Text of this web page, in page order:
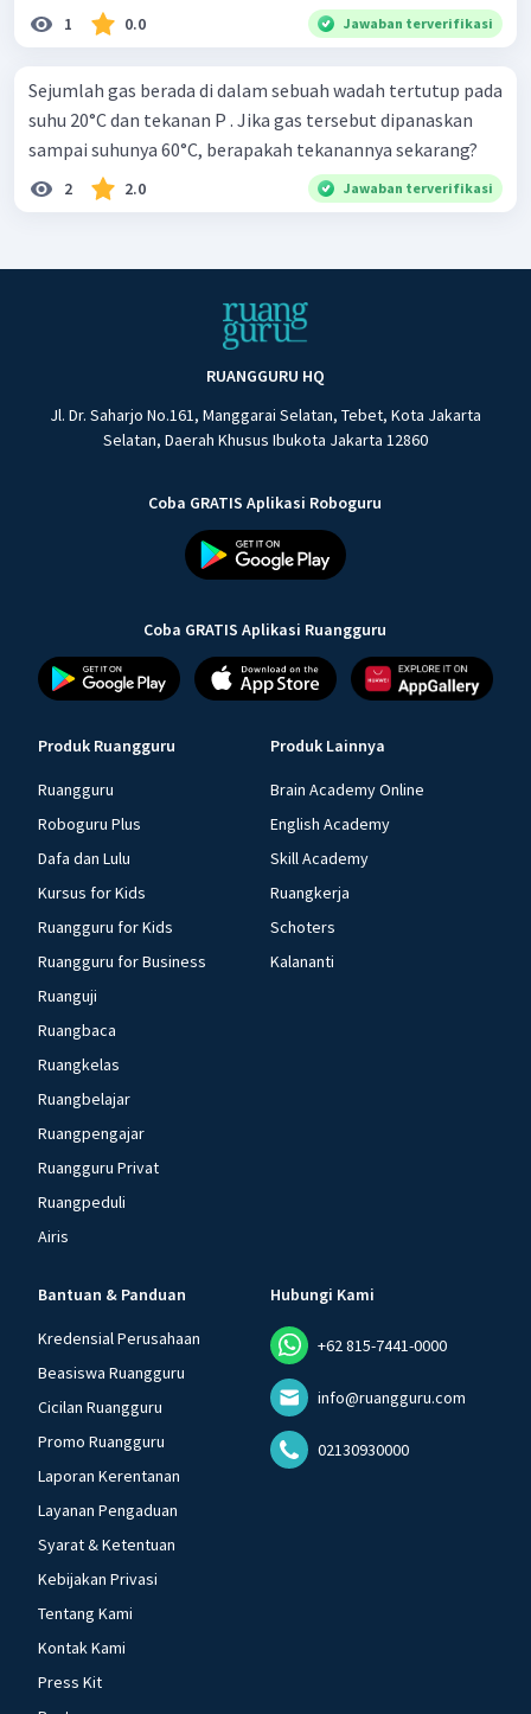
1 0.0 Jawaban terverifikasi
Sejumlah gas berada di dalam sebuah wadah tertutup pada
suhu 20°C dan tekanan P . Jika gas tersebut dipanaskan
sampai suhunya 60°C, berapakah tekanannya sekarang?
2 2.0 Jawaban terverifikasi
RUANGGURU HQ
Jl. Dr. Saharjo No.161, Manggarai Selatan, Tebet, Kota Jakarta
Selatan, Daerah Khusus Ibukota Jakarta 12860
Coba GRATIS Aplikasi Roboguru
Coba GRATIS Aplikasi Ruangguru
Produk Ruangguru
Ruangguru
Roboguru Plus
Dafa dan Lulu
Kursus for Kids
Ruangguru for Kids
Ruangguru for Business
Ruanguji
Ruangbaca
Ruangkelas
Ruangbelajar
Ruangpengajar
Ruangguru Privat
Ruangpeduli
Airis
Produk Lainnya
Brain Academy Online
English Academy
Skill Academy
Ruangkerja
Schoters
Kalananti
Bantuan & Panduan
Kredensial Perusahaan
Beasiswa Ruangguru
Cicilan Ruangguru
Promo Ruangguru
Laporan Kerentanan
Layanan Pengaduan
Syarat & Ketentuan
Kebijakan Privasi
Tentang Kami
Kontak Kami
Press Kit
Hubungi Kami
+62 815-7441-0000
info@ruangguru.com
02130930000